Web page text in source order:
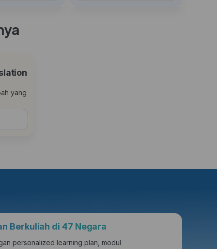
yang
Berkuliah di 47 Negara
personalized learning plan, modul